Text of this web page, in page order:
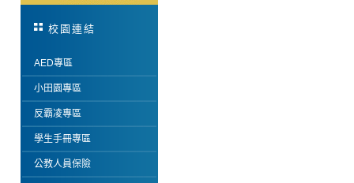
校園連結
AED專區
小田園專區
反霸凌專區
學生手冊專區
公教人員保險